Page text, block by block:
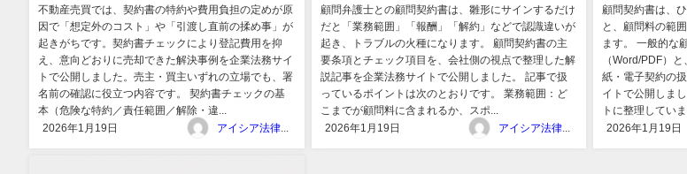
不動産売買では、契約書の特約や費用負担の定めが原
因で「想定外のコスト」や「引渡し直前の揉め事」が
起きがちです。契約書チェックにより登記費用を抑
え、意向どおりに売却できた解決事例を企業法務サイ
トで公開しました。売主・買主いずれの立場でも、署
名前の確認に役立つ内容です。 契約書チェックの基
本（危険な特約／責任範囲／解除・違...
2026年1月19日
アイシア法律事務所
顧問弁護士との顧問契約書は、雛形にサインするだけ
だと「業務範囲」「報酬」「解約」などで認識違いが
起き、トラブルの火種になります。 顧問契約書の主
要条項とチェック項目を、会社側の視点で整理した解
説記事を企業法務サイトで公開しました。 記事で扱
っているポイントは次のとおりです。 業務範囲：ど
こまでが顧問料に含まれるか、スポ...
2026年1月19日
顧問契約書は、
と、顧問料の範
ます。 一般的な
（Word/PDF）
紙・電子契約の
イトで公開しま
トに整理してい
2026年1月19日